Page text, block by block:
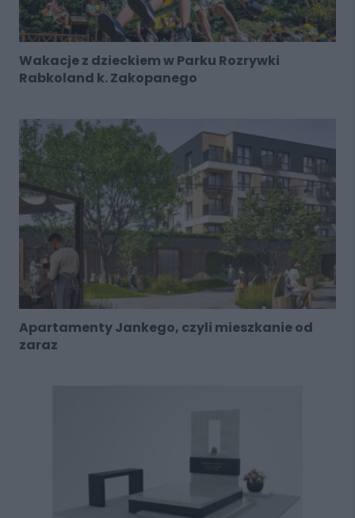
Wakacje z dzieckiem w Parku Rozrywki
Rabkoland k. Zakopanego
Apartamenty Jankego, czyli mieszkanie od
zaraz